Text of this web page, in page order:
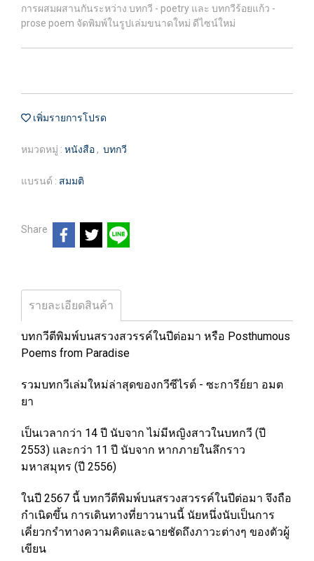
การผสมผสานกันระหว่าง บทกวี - poetry และ บทกวีร้อยแก้ว -
prose poem จัดพิมพ์ในรูปเล่มขนาดใหม่ ดีไซน์ใหม่
เพิ่มรายการโปรด
หมวดหมู่ : หนังสือ , บทกวี
แบรนด์ : สมมติ
Share
รายละเอียดสินค้า
บทกวีตีพิมพ์บนสรวงสวรรค์ในปีต่อมา หรือ Posthumous
Poems from Paradise
รวมบทกวีเล่มใหม่ล่าสุดของกวีซีไรต์ - ซะการีย์ยา อมต
ยา
เป็นเวลากว่า 14 ปี นับจาก ไม่มีหญิงสาวในบทกวี (ปี
2553) และกว่า 11 ปี นับจาก หากภายในลึกราว
มหาสมุทร (ปี 2556)
ในปี 2567 นี้ บทกวีตีพิมพ์บนสรวงสวรรค์ในปีต่อมา จึงถือ
กำเนิดขึ้น การเดินทางที่ยาวนานนี้ นัยหนึ่งนับเป็นการ
เคี่ยวกรำทางความคิดและฉายชัดถึงภาวะต่างๆ ของตัวผู้
เขียน